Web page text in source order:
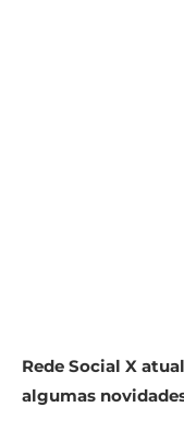
Rede Social X
algumas